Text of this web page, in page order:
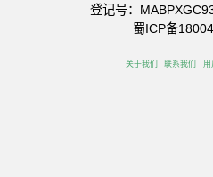
登记号：
蜀ICP备
关于我们 联系我们